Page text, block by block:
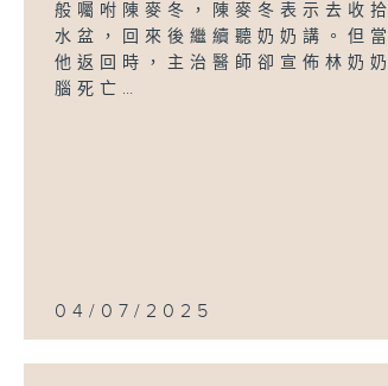
般囑咐陳麥冬，陳麥冬表示去收拾
水盆，回來後繼續聽奶奶講。但當
他返回時，主治醫師卻宣佈林奶奶
腦死亡…
04/07/2025